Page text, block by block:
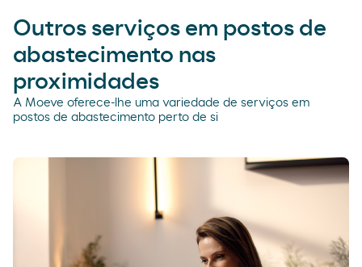
Outros serviços em postos de
abastecimento nas
proximidades
A Moeve oferece-lhe uma variedade de serviços em
postos de abastecimento perto de si